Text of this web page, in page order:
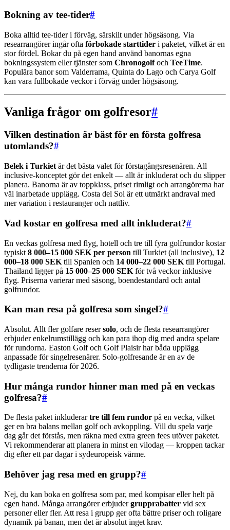
Bokning av tee-tider#
Boka alltid tee-tider i förväg, särskilt under högsäsong. Via
researrangörer ingår ofta förbokade starttider i paketet, vilket är en
stor fördel. Bokar du på egen hand använd banornas egna
bokningssystem eller tjänster som Chronogolfoch TeeTime.
Populära banor som Valderrama, Quinta do Lago och Carya Golf
kan vara fullbokade veckor i förväg under högsäsong.
Vanliga frågor om golfresor#
Vilken destination är bäst för en första golfresa
utomlands?#
Belek i Turkiet är det bästa valet för förstagångsresenären. All
inclusive-konceptet gör det enkelt — allt är inkluderat och du slipper
planera. Banorna är av toppklass, priset rimligt och arrangörerna har
väl inarbetade upplägg. Costa del Sol är ett utmärkt andraval med
mer variation i restauranger och nattliv.
Vad kostar en golfresa med allt inkluderat?#
En veckas golfresa med flyg, hotell och tre till fyra golfrundor kostar
typiskt 8 000–15 000 SEK per person till Turkiet (all inclusive), 12
000–18 000 SEK till Spanien och 14 000–22 000 SEK till Portugal.
Thailand ligger på 15 000–25 000 SEK för två veckor inklusive
flyg. Priserna varierar med säsong, boendestandard och antal
golfrundor.
Kan man resa på golfresa som singel?#
Absolut. Allt fler golfare resersolo, och de flesta researrangörer
erbjuder enkelrumstillägg och kan para ihop dig med andra spelare
för rundorna. Easton Golf och Golf Plaisir har båda upplägg
anpassade för singelresenärer. Solo-golfresande är en av de
tydligaste trenderna för 2026.
Hur många rundor hinner man med på en veckas
golfresa?#
De flesta paket inkluderartre till fem rundor på en vecka, vilket
ger en bra balans mellan golf och avkoppling. Vill du spela varje
dag går det förstås, men räkna med extra green fees utöver paketet.
Vi rekommenderar att planera in minst en vilodag — kroppen tackar
dig efter ett par dagar i sydeuropeisk värme.
Behöver jag resa med en grupp?#
Nej, du kan boka en golfresa som par, med kompisar eller helt på
egen hand. Många arrangörer erbjudergrupprabatter vid sex
personer eller fler. Att resa i grupp ger ofta bättre priser och roligare
dynamik på banan, men det är absolut inget krav.